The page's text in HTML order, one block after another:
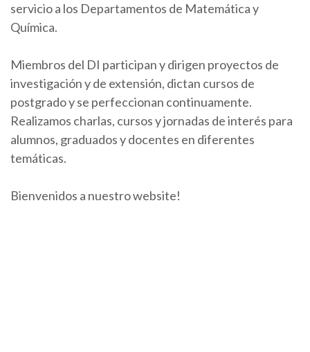
servicio a los Departamentos de Matemática y
Química.
Miembros del DI participan y dirigen proyectos de
investigación y de extensión, dictan cursos de
postgrado y se perfeccionan continuamente.
Realizamos charlas, cursos y jornadas de interés para
alumnos, graduados y docentes en diferentes
temáticas.
Bienvenidos a nuestro website!